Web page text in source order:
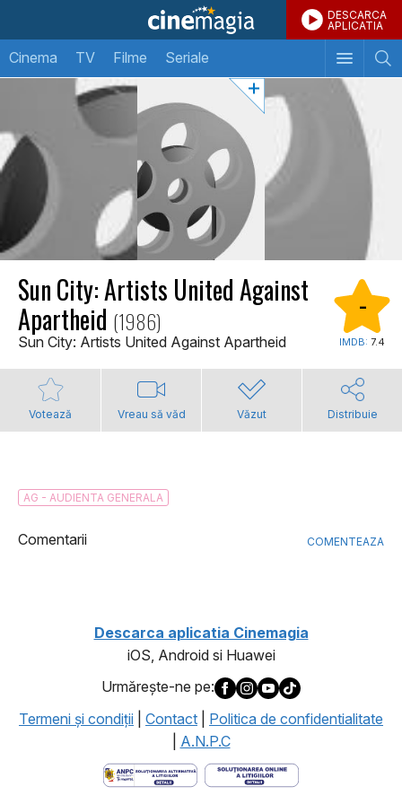
DESCARCA
APLICATIA
Cinema TV Filme Seriale
Sun City: Artists United Against
Apartheid (1986)
Sun City: Artists United Against Apartheid
-
IMDB: 7.4
Votează Vreau să văd Văzut Distribuie
AG - AUDIENTA GENERALA
Comentarii COMENTEAZA
Descarca aplicatia Cinemagia
iOS, Android si Huawei
Urmăreşte-ne pe:
Termeni şi condiţii
Contact
Politica de confidentialitate
A.N.P.C